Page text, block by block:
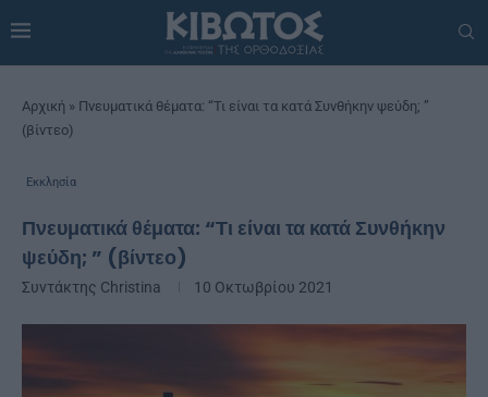
Αρχική » Πνευματικά θέματα: “Τι είναι τα κατά Συνθήκην ψεύδη; ”
(βίντεο)
Εκκλησία
Πνευματικά θέματα: “Τι είναι τα κατά Συνθήκην
ψεύδη; ” (βίντεο)
Συντάκτης Christina 10 Οκτωβρίου 2021